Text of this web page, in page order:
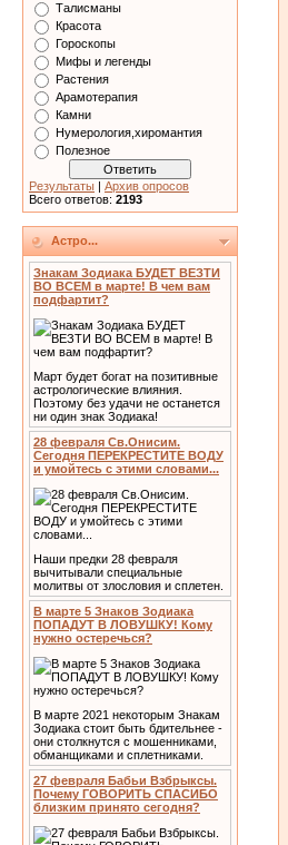
Талисманы
Красота
Гороскопы
Мифы и легенды
Растения
Арамотерапия
Камни
Нумерология,хиромантия
Полезное
Результаты | Архив опросов
Всего ответов: 2193
Астро...
Знакам Зодиака БУДЕТ ВЕЗТИ
ВО ВСЕМ в марте! В чем вам
подфартит?
Март будет богат на позитивные
астрологические влияния.
Поэтому без удачи не останется
ни один знак Зодиака!
28 февраля Св.Онисим.
Сегодня ПЕРЕКРЕСТИТЕ ВОДУ
и умойтесь с этими словами...
Наши предки 28 февраля
вычитывали специальные
молитвы от злословия и сплетен.
В марте 5 Знаков Зодиака
ПОПАДУТ В ЛОВУШКУ! Кому
нужно остеречься?
В марте 2021 некоторым Знакам
Зодиака стоит быть бдительнее -
они столкнутся с мошенниками,
обманщиками и сплетниками.
27 февраля Бабьи Взбрыксы.
Почему ГОВОРИТЬ СПАСИБО
близким принято сегодня?